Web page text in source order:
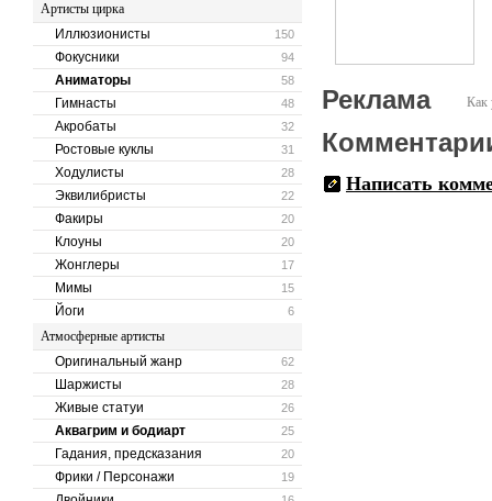
Артисты цирка
150
Иллюзионисты
94
Фокусники
58
Аниматоры
48
Гимнасты
32
Акробаты
31
Ростовые куклы
28
Ходулисты
22
Эквилибристы
20
Факиры
20
Клоуны
17
Жонглеры
15
Мимы
6
Йоги
Атмосферные артисты
62
Оригинальный жанр
28
Шаржисты
26
Живые статуи
25
Аквагрим и бодиарт
20
Гадания, предсказания
19
Фрики / Персонажи
Как
Реклама
Написать